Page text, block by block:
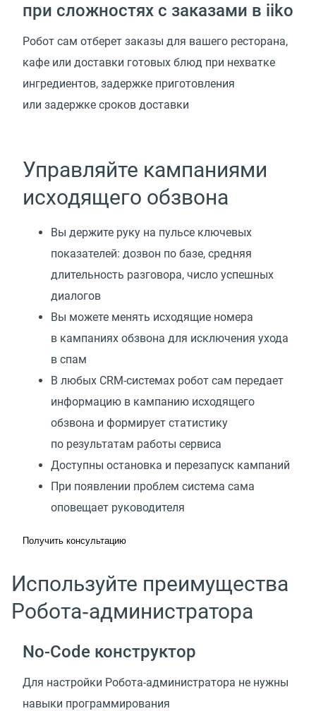
при сложностях с заказами в iiko
Робот сам отберет заказы для вашего ресторана,
кафе или доставки готовых блюд при нехватке
ингредиентов, задержке приготовления
или задержке сроков доставки
Управляйте кампаниями
исходящего обзвона
Вы держите руку на пульсе ключевых
показателей: дозвон по базе, средняя
длительность разговора, число успешных
диалогов
Вы можете менять исходящие номера
в кампаниях обзвона для исключения ухода
в спам
В любых CRM-системах робот сам передает
информацию в кампанию исходящего
обзвона и формирует статистику
по результатам работы сервиса
Доступны остановка и перезапуск кампаний
При появлении проблем система сама
оповещает руководителя
Получить консультацию
Используйте преимущества
Робота‑администратора
No-Code конструктор
Для настройки Робота-администратора не нужны
навыки программирования